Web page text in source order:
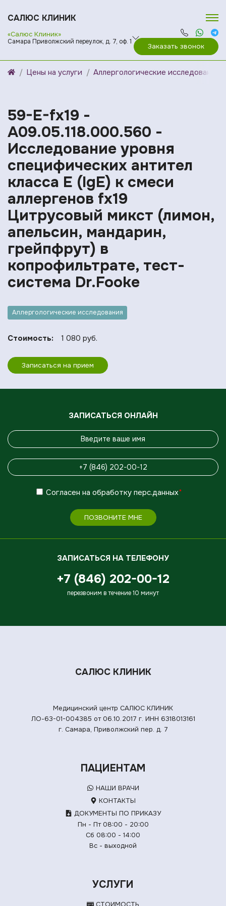
САЛЮС КЛИНИК
«Салюс Клиник»
Самара Приволжский переулок, д. 7, оф. 1
Заказать звонок
Цены на услуги Аллергологические исследования
59-E-fx19 -
A09.05.118.000.560 -
Исследование уровня
специфических антител
класса E (IgE) к смеси
аллергенов fx19
Цитрусовый микст (лимон,
апельсин, мандарин,
грейпфрут) в
копрофильтрате, тест-
система Dr.Fooke
Аллергологические исследования
Стоимость: 1 080 руб.
Записаться на прием
ЗАПИСАТЬСЯ ОНЛАЙН
Согласен на обработку перс.данных*
ПОЗВОНИТЕ МНЕ
ЗАПИСАТЬСЯ НА ТЕЛЕФОНУ
+7 (846) 202-00-12
перезвоним в течение 10 минут
САЛЮС КЛИНИК
Медицинский центр САЛЮС КЛИНИК
ЛО-63-01-004385 от 06.10.2017 г. ИНН 6318013161
г. Самара, Приволжский пер. д. 7
ПАЦИЕНТАМ
НАШИ ВРАЧИ
КОНТАКТЫ
ДОКУМЕНТЫ ПО ПРИКАЗУ
Пн - Пт 08:00 - 20:00
Сб 08:00 - 14:00
Вс - выходной
УСЛУГИ